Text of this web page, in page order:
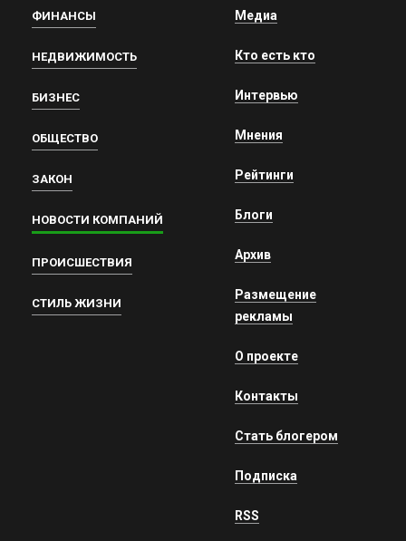
ФИНАНСЫ
НЕДВИЖИМОСТЬ
БИЗНЕС
ОБЩЕСТВО
ЗАКОН
НОВОСТИ КОМПАНИЙ
ПРОИСШЕСТВИЯ
СТИЛЬ ЖИЗНИ
Медиа
Кто есть кто
Интервью
Мнения
Рейтинги
Блоги
Архив
Размещение
рекламы
О проекте
Контакты
Стать блогером
Подписка
RSS